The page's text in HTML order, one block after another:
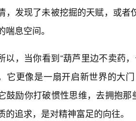
，发现了未被挖掘的天赋，或
喘息空间。
以，当你看到“葫芦里边不卖药
它更像是一扇开启新世界的大
鼓励你打破惯性思维，去拥抱
的追求，是对精神富足的向往。